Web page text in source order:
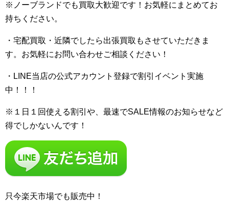
※ノーブランドでも買取大歓迎です！お気軽にまとめてお
持ちください。
・宅配買取・近隣でしたら出張買取もさせていただきま
す。お気軽にお問い合わせご相談ください！
・LINE当店の公式アカウント登録で割引イベント実施
中！！！
※１日１回使える割引や、最速でSALE情報のお知らせなど
得でしかないんです！
只今楽天市場でも販売中！